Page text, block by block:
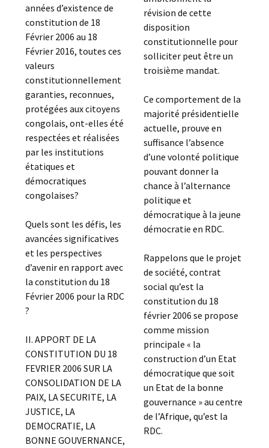
années d’existence de
constitution de 18
Février 2006 au 18
Février 2016, toutes ces
valeurs
constitutionnellement
garanties, reconnues,
protégées aux citoyens
congolais, ont-elles été
respectées et réalisées
par les institutions
étatiques et
démocratiques
congolaises?
Quels sont les défis, les
avancées significatives
et les perspectives
d’avenir en rapport avec
la constitution du 18
Février 2006 pour la RDC
?
II. APPORT DE LA
CONSTITUTION DU 18
FEVRIER 2006 SUR LA
CONSOLIDATION DE LA
PAIX, LA SECURITE, LA
JUSTICE, LA
DEMOCRATIE, LA
BONNE GOUVERNANCE,
révision de cette
disposition
constitutionnelle pour
solliciter peut être un
troisième mandat.
Ce comportement de la
majorité présidentielle
actuelle, prouve en
suffisance l’absence
d’une volonté politique
pouvant donner la
chance à l’alternance
politique et
démocratique à la jeune
démocratie en RDC.
Rappelons que le projet
de société, contrat
social qu’est la
constitution du 18
février 2006 se propose
comme mission
principale « la
construction d’un Etat
démocratique que soit
un Etat de la bonne
gouvernance » au centre
de l’Afrique, qu’est la
RDC.